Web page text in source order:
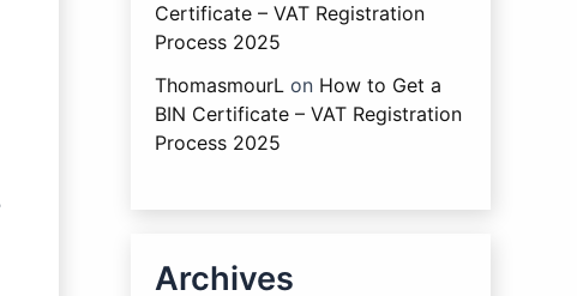
Certificate – VAT Registration
Process 2025
ThomasmourL on How to Get a
BIN Certificate – VAT Registration
Process 2025
Archives